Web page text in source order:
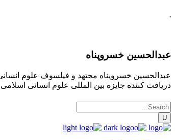
.
عبدالحسین خسروپناه
عبدالحسین خسروپناه مجتهد و فیلسوف علوم
دریافت کننده جایزه بین المللی علوم انسانی اسلامی